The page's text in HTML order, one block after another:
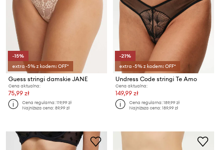
-15%
extra -5% z kodem: OFF*
Guess stringi damskie JANE
Cena aktualna:
75,99 zł
Cena regularna:119,99 zł
Najniższa cena:89,99 zł
-21%
extra -5% z kodem: OFF*
Undress Code stringi Te Amo
Cena aktualna:
149,99 zł
Cena regularna:189,99 zł
Najniższa cena:189,99 zł